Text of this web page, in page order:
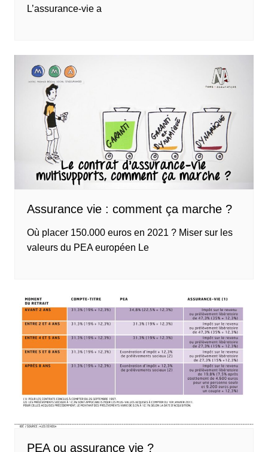
L’assurance-vie a
Assurance vie : comment ça marche ?
Où placer 150.000 euros en 2021 ? Miser sur les
valeurs du PEA européen Le
PEA ou assurance vie ?